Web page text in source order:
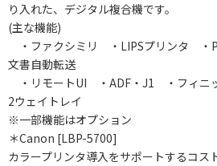
り入れた、デジタル複合機です。
(主な機能)
・ファクシミリ ・LIPSプリンタ ・
文書自動転送
・リモートUI ・ADF・J1 ・フィニ
2ウェイトレイ
※一部機能はオプション
＊Canon [LBP-5700]
カラープリンタ導入をサポートするコス